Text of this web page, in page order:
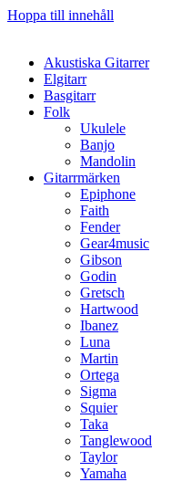
Hoppa till innehåll
Akustiska Gitarrer
Elgitarr
Basgitarr
Folk
Ukulele
Banjo
Mandolin
Gitarrmärken
Epiphone
Faith
Fender
Gear4music
Gibson
Godin
Gretsch
Hartwood
Ibanez
Luna
Martin
Ortega
Sigma
Squier
Taka
Tanglewood
Taylor
Yamaha